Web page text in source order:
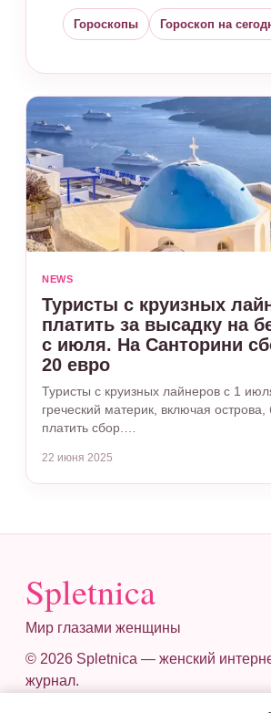
Гороскопы Гороскоп на
NEWS
Туристы с круизных
платить за высадку на
с июля. На Санторини
20 евро
Туристы с круизных лайнеров с 1
греческий материк, включая острова,
платить сбор.…
22 июня 2025
Spletnica
Мир глазами женщины
© 2026 Spletnica — женский
журнал.